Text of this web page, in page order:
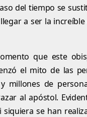
del tiempo se
a ser la
que este
el mito de las
millones de
al apóstol.
siquiera se han